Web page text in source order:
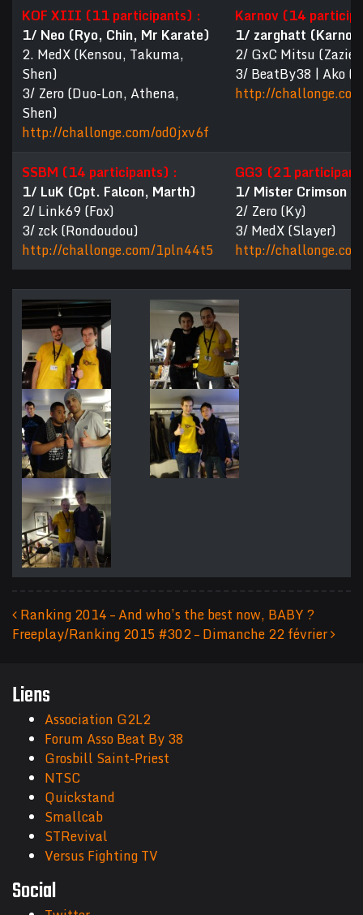
KOF XIII (11 participants) :
1/ Neo (Ryo, Chin, Mr Karate)
2. MedX (Kensou, Takuma,
Shen)
3/ Zero (Duo-Lon, Athena,
Shen)
http://challonge.com/od0jxv6f
Karnov (14
1/ zarghatt
2/ GxC Mitsu
3/ BeatBy38 | Ako
http://
SSBM (14 participants) :
1/ LuK (Cpt. Falcon, Marth)
2/ Link69 (Fox)
3/ zck (Rondoudou)
http://challonge.com/1pln44t5
GG3 (21
1/ Mister Crimson
2/ Zero (Ky)
3/ MedX (Slayer)
http://
Navigation des articles
Ranking 2014 – And who’s the best now, BABY ?
Freeplay/Ranking 2015 #302 – Dimanche 22 février
Liens
Association G2L2
Forum Asso Beat By 38
Grosbill Saint-Priest
NTSC
Quickstand
Smallcab
STRevival
Versus Fighting TV
Social